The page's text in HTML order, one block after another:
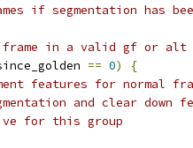
if segmentation has
in a valid gf or alt
== 0)
{
features for normal
and clear
for this group